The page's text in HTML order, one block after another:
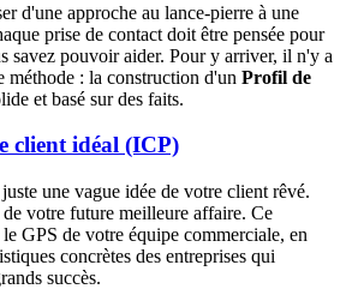
d'une approche au lance-pierre à une
prise de contact doit être pensée pour
savez pouvoir aider. Pour y arriver, il n'y a
méthode : la construction d'un Profil de
et basé sur des faits.
client idéal (ICP)
une vague idée de votre client rêvé.
votre future meilleure affaire. Ce
GPS de votre équipe commerciale, en
concrètes des entreprises qui
succès.